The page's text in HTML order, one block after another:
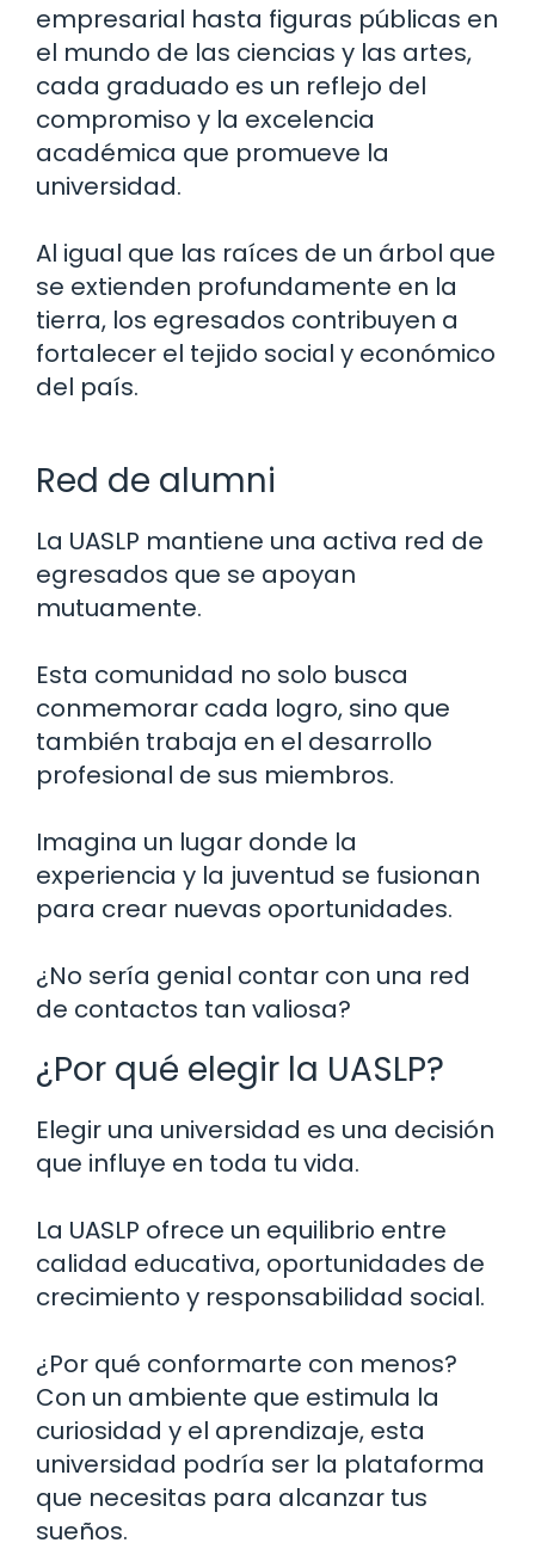
empresarial hasta figuras públicas en
el mundo de las ciencias y las artes,
cada graduado es un reflejo del
compromiso y la excelencia
académica que promueve la
universidad.
Al igual que las raíces de un árbol que
se extienden profundamente en la
tierra, los egresados contribuyen a
fortalecer el tejido social y económico
del país.
Red de alumni
La UASLP mantiene una activa red de
egresados que se apoyan
mutuamente.
Esta comunidad no solo busca
conmemorar cada logro, sino que
también trabaja en el desarrollo
profesional de sus miembros.
Imagina un lugar donde la
experiencia y la juventud se fusionan
para crear nuevas oportunidades.
¿No sería genial contar con una red
de contactos tan valiosa?
¿Por qué elegir la UASLP?
Elegir una universidad es una decisión
que influye en toda tu vida.
La UASLP ofrece un equilibrio entre
calidad educativa, oportunidades de
crecimiento y responsabilidad social.
¿Por qué conformarte con menos?
Con un ambiente que estimula la
curiosidad y el aprendizaje, esta
universidad podría ser la plataforma
que necesitas para alcanzar tus
sueños.